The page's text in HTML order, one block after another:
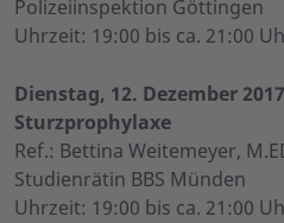
Polizeiinspektion Göttingen
Uhrzeit: 19:00 bis ca. 21:00
Dienstag, 12. Dezember
Sturzprophylaxe
Ref.: Bettina Weitemeyer,
Studienrätin BBS Münden
Uhrzeit: 19:00 bis ca. 21:00